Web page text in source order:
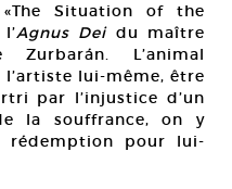
Situation of the
Agnus Deidu maître
L’animal
lui-même, être
par l’injustice d’un
la souffrance, on y
rédemption pour lui-